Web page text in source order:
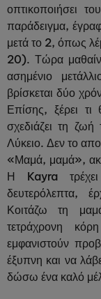
οπτικοποιήσει
παράδειγμα,
μετά το 2, όπως
20). Τώρα
ασημένιο
βρίσκεται δύο
Επίσης, ξέρει τι
σχεδιάζει τη
Λύκειο. Δεν το
«Μαμά, μαμά»,
Η Kayra
δευτερόλεπτα,
Κοιτάζω τη
τετράχρονη
εμφανιστούν
έξυπνη και να
δώσω ένα καλό